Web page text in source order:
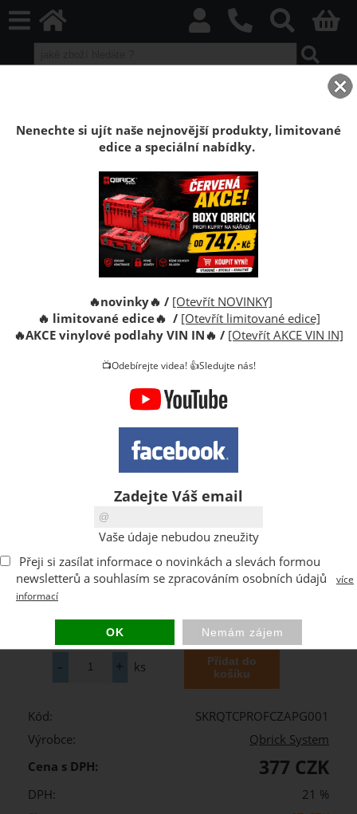
Kufr na nářadí Qbrick System PRO
Toolcase
Kufr na nářadí Qbrick System PRO Toolcase
ks
Kód:
SKRQTCPROFCZAPG001
Výrobce:
Qbrick System
Cena s DPH:
377 CZK
DPH:
21 %
Nenechte si ujít naše nejnovější produkty, limitované
edice a speciální nabídky.
🔥novinky🔥 / [Otevřít NOVINKY]
🔥 limitované edice🔥 / [Otevřít limitované edice]
🔥AKCE vinylové podlahy VIN IN🔥 / [Otevřít AKCE VIN IN]
📺Odebírejte videa! 👍Sledujte nás!
Zadejte Váš email
Vaše údaje nebudou zneužity
Přeji si zasílat informace o novinkách a slevách formou
newsletterů a souhlasím se zpracováním osobních údajů
více
informací